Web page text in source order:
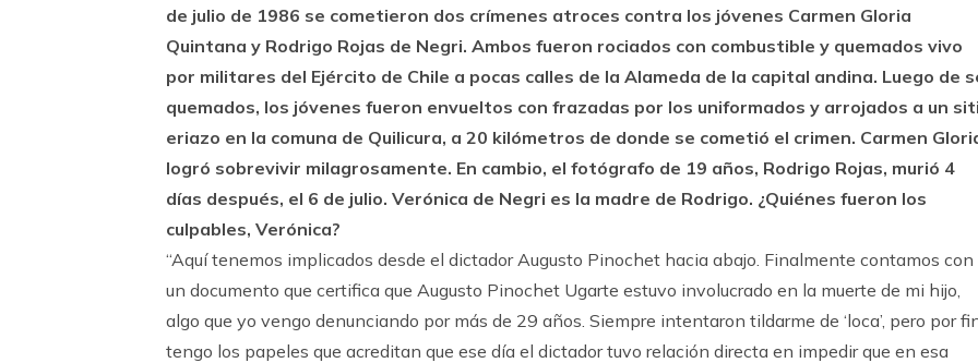
de julio de 1986 se cometieron dos crímenes atroces contra los jóvenes Carmen Gloria
Quintana y Rodrigo Rojas de Negri. Ambos fueron rociados con combustible y quemados vivo
por militares del Ejército de Chile a pocas calles de la Alameda de la capital andina. Luego de
quemados, los jóvenes fueron envueltos con frazadas por los uniformados y arrojados a un
eriazo en la comuna de Quilicura, a 20 kilómetros de donde se cometió el crimen. Carmen
logró sobrevivir milagrosamente. En cambio, el fotógrafo de 19 años, Rodrigo Rojas, murió 4
días después, el 6 de julio. Verónica de Negri es la madre de Rodrigo. ¿Quiénes fueron los
culpables, Verónica?
“Aquí tenemos implicados desde el dictador Augusto Pinochet hacia abajo. Finalmente contamos con
un documento que certifica que Augusto Pinochet Ugarte estuvo involucrado en la muerte de mi hijo,
algo que yo vengo denunciando por más de 29 años. Siempre intentaron tildarme de ‘loca’, pero por
tengo los papeles que acreditan que ese día el dictador tuvo relación directa en impedir que en esa